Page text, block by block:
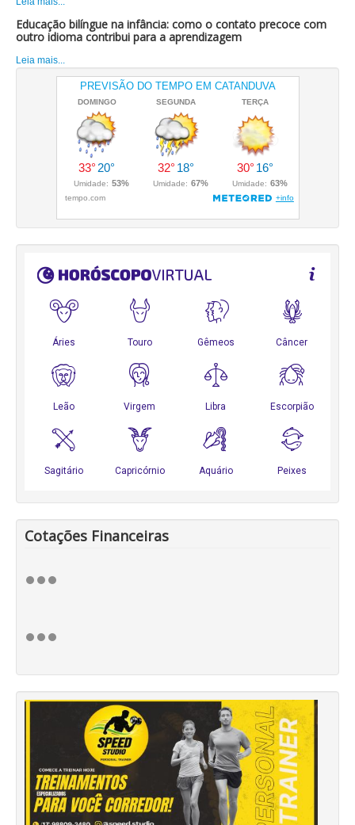
Educação bilíngue na infância: como o contato precoce com
outro idioma contribui para a aprendizagem
Leia mais...
Cotações Financeiras